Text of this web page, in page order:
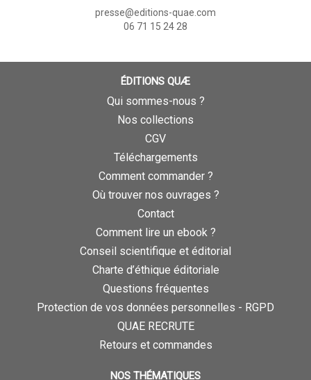
presse@editions-quae.com
06 71 15 24 28
ÉDITIONS QUÆ
Qui sommes-nous ?
Nos collections
CGV
Téléchargements
Comment commander ?
Où trouver nos ouvrages ?
Contact
Comment lire un ebook ?
Conseil scientifique et éditorial
Charte d’éthique éditoriale
Questions fréquentes
Protection de vos données personnelles - RGPD
QUAE RECRUTE
Retours et commandes
NOS THÉMATIQUES